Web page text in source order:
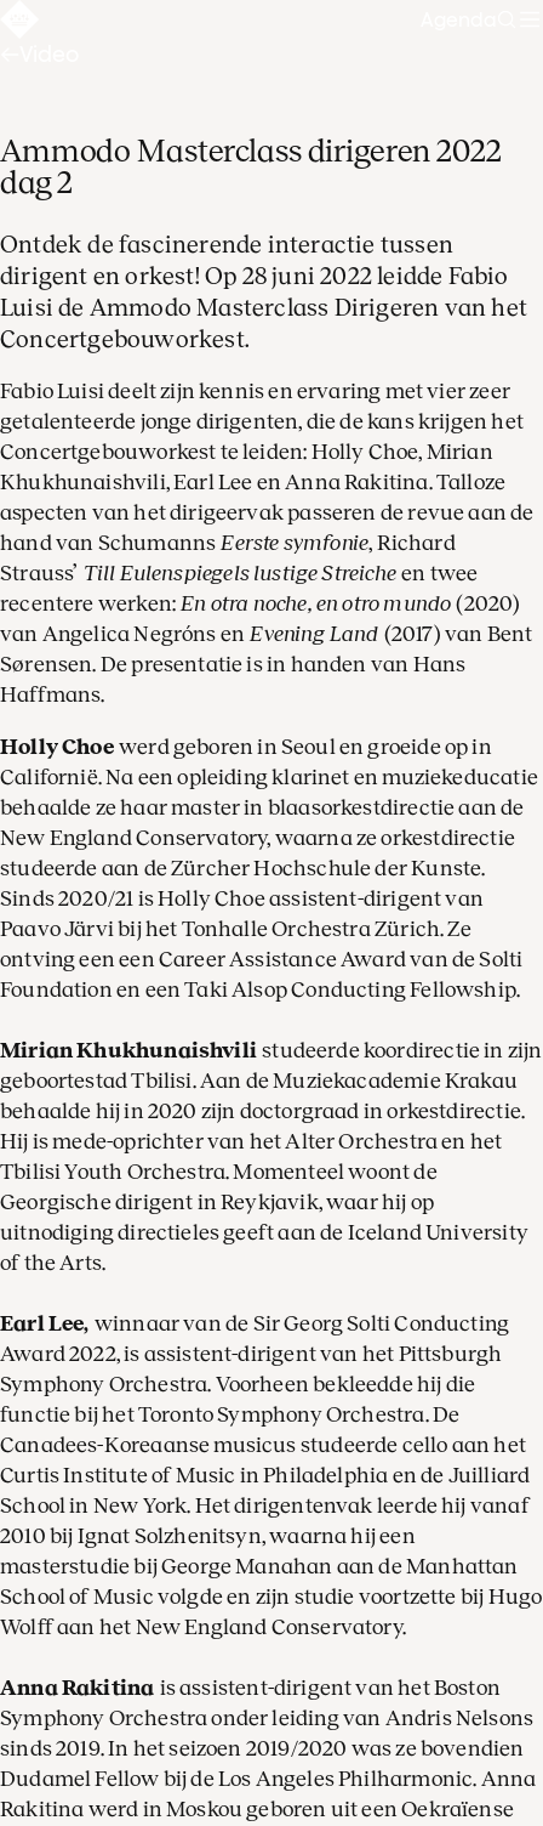
Ammodo Masterclass dirigeren 2022
dag 2
Ontdek de fascinerende interactie tussen
dirigent en orkest! Op 28 juni 2022 leidde Fabio
Luisi de Ammodo Masterclass Dirigeren van het
Concertgebouworkest.
Fabio Luisi deelt zijn kennis en ervaring met vier zeer
getalenteerde jonge dirigenten, die de kans krijgen het
Concertgebouworkest te leiden: Holly Choe, Mirian
Khukhunaishvili, Earl Lee en Anna Rakitina. Talloze
aspecten van het dirigeervak passeren de revue aan de
hand van Schumanns Eerste symfonie, Richard
Strauss’ Till Eulenspiegels lustige Streicheen twee
recentere werken:En otra noche, en otro mundo (2020)
van Angelica Negróns en Evening Land (2017) van Bent
Sørensen. De presentatie is in handen van Hans
Haffmans.
Holly Choewerd geboren in Seoul en groeide op in
Californië. Na een opleiding klarinet en muziekeducatie
behaalde ze haar master in blaasorkestdirectie aan de
New England Conservatory, waarna ze orkestdirectie
studeerde aan de Zürcher Hochschule der Kunste.
Sinds 2020/21 is Holly Choe assistent-dirigent van
Paavo Järvi bij het Tonhalle Orchestra Zürich. Ze
ontving een een Career Assistance Award van de Solti
Foundation en een Taki Alsop Conducting Fellowship.
Mirian Khukhunaishvilistudeerde koordirectie in zijn
geboortestad Tbilisi. Aan de Muziekacademie Krakau
behaalde hij in 2020 zijn doctorgraad in orkestdirectie.
Hij is mede-oprichter van het Alter Orchestra en het
Tbilisi Youth Orchestra. Momenteel woont de
Georgische dirigent in Reykjavik, waar hij op
uitnodiging directieles geeft aan de Iceland University
of the Arts.
Earl Lee, winnaar van de Sir Georg Solti Conducting
Award 2022, is assistent-dirigent van het Pittsburgh
Symphony Orchestra. Voorheen bekleedde hij die
functie bij het Toronto Symphony Orchestra. De
Canadees-Koreaanse musicus studeerde cello aan het
Curtis Institute of Music in Philadelphia en de Juilliard
School in New York. Het dirigentenvak leerde hij vanaf
2010 bij Ignat Solzhenitsyn, waarna hij een
masterstudie bij George Manahan aan de Manhattan
School of Music volgde en zijn studie voortzette bij Hugo
Wolff aan het New England Conservatory.
Anna Rakitina is assistent-dirigent van het Boston
Symphony Orchestra onder leiding van Andris Nelsons
sinds 2019. In het seizoen 2019/2020 was ze bovendien
Dudamel Fellow bij de Los Angeles Philharmonic. Anna
Rakitina werd in Moskou geboren uit een Oekraïense